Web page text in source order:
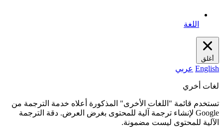
اللغة
أغلق
English عربي
لغات أخري
تستخدم قائمة "اللغات الأخرى" المذكورة أعلاه خدمة الترجمة من
Google لإنشاء ترجمة آلية للمحتوى بغرض العرض. دقة الترجمة
الآلية للمحتوى ليست مضمونة.